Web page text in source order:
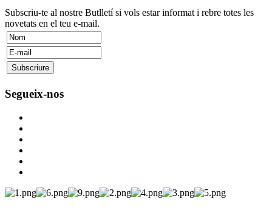
Subscriu-te al nostre Butlletí si vols estar informat i rebre totes les
novetats en el teu e-mail.
Segueix-nos